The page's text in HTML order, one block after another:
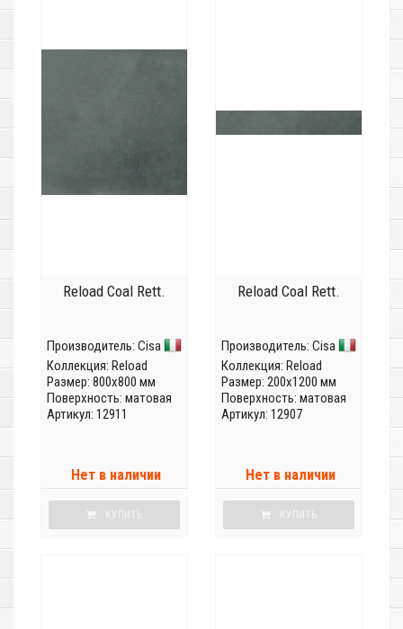
Reload Coal Rett.
Производитель: Cisa
Коллекция: Reload
Размер: 800x800 мм
Поверхность: матовая
Артикул: 12911
Нет в наличии
КУПИТЬ
Reload Coal Rett.
Производитель: Cisa
Коллекция: Reload
Размер: 200x1200 мм
Поверхность: матовая
Артикул: 12907
Нет в наличии
КУПИТЬ